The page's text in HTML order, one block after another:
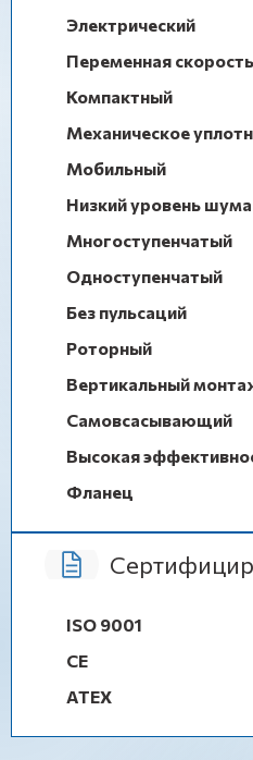
Электрический
Переменная скорость
Компактный
Механическое
Мобильный
Низкий уровень шума
Многоступенчатый
Одноступенчатый
Без пульсаций
Роторный
Вертикальный
Самовсасывающий
Высокая
Фланец
ISO 9001
CE
ATEX